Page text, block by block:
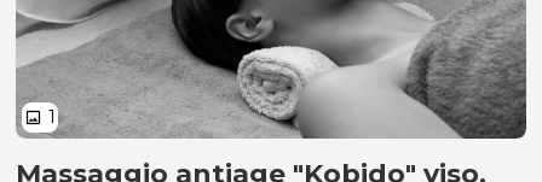
image 1
Massaggio antiage "Kobido" viso,